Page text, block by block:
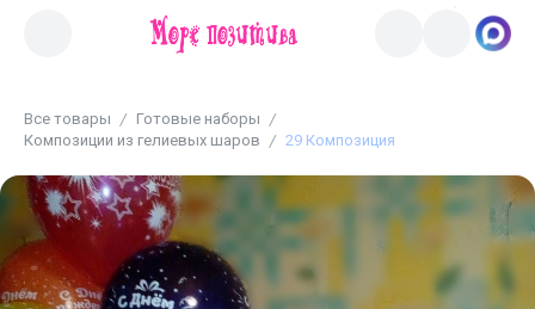
Все товары
Готовые наборы
Композиции из гелиевых шаров
29 Композиция